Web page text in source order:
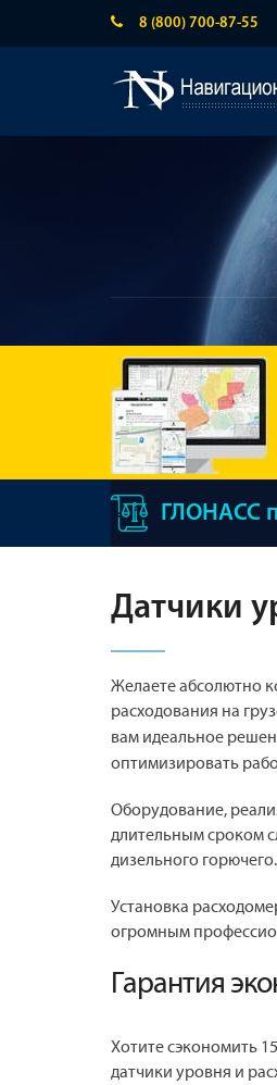
8 (800) 700-87-55
ГЛОНАСС
Датчики
Желаете абсолютно
расходования на
вам идеальное
оптимизировать
Оборудование,
длительным сроком
дизельного горючего.
Установка
огромным
Гарантия
Хотите сэкономить
датчики уровня и